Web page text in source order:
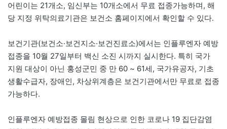
어린이는 21개소, 임신부는 10개소에서 무료 접종가능하며, 해
당 지정 위탁의료기관은 보건소 홈페이지에서 확인할 수 있다.
보건기관(보건소·보건지소·보건진료소)에서는 인플루엔자 예방
접종을 10월 27일부터 백신 소진 시까지 실시한다. 특히 국가
지원 대상이 아닌 홍성군민 중 만 60 ~ 61세, 국가유공자, 기초
생활수급자, 장애인, 차상위계층은 보건기관에서만 무료로 접종
가능하다.
인플루엔자 예방접종 몰림 현상으로 인한 코로나 19 집단감염